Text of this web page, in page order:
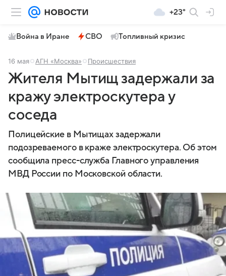
+23°
Война в Иране СВО Топливный кризис
16 мая АГН «Москва» Происшествия
Жителя Мытищ задержали за
кражу электроскутера у
соседа
Полицейские в Мытищах задержали
подозреваемого в краже электроскутера. Об этом
сообщила пресс-служба Главного управления
МВД России по Московской области.